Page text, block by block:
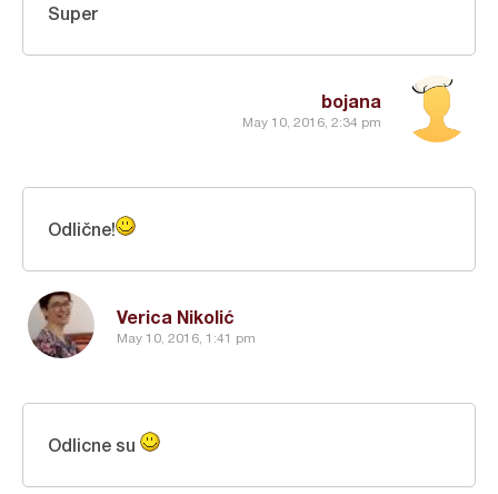
bojana
May 10, 2016, 2:34 pm
Super
Verica Nikolić
May 10, 2016, 1:41 pm
Odlične!
Odlicne su